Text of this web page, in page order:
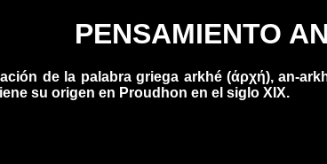
PENSAMIENTO
de la palabra griega arkhé (άρχή), an-
su origen en Proudhon en el siglo XIX.